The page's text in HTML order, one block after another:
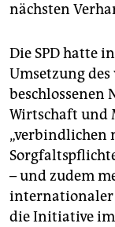
nächsten
Die SPD hatte
Umsetzung
beschlossenen
Wirtschaft und
„verbindlichen
– und zudem
internationaler
die Initiative